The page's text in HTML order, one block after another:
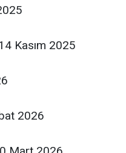
Kasım 2025
2026